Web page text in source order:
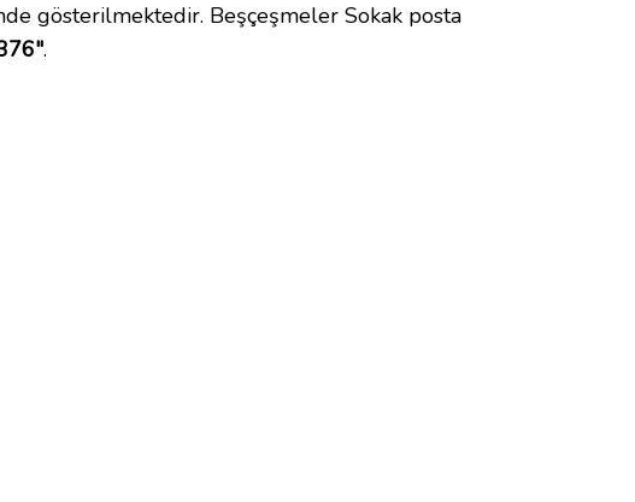
gösterilmektedir. Beşçeşmeler Sokak posta
.